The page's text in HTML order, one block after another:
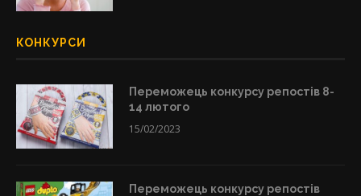
КОНКУРСИ
Переможець конкурсу репостів 8-
14 лютого
15/02/2023
Переможець конкурсу репостів